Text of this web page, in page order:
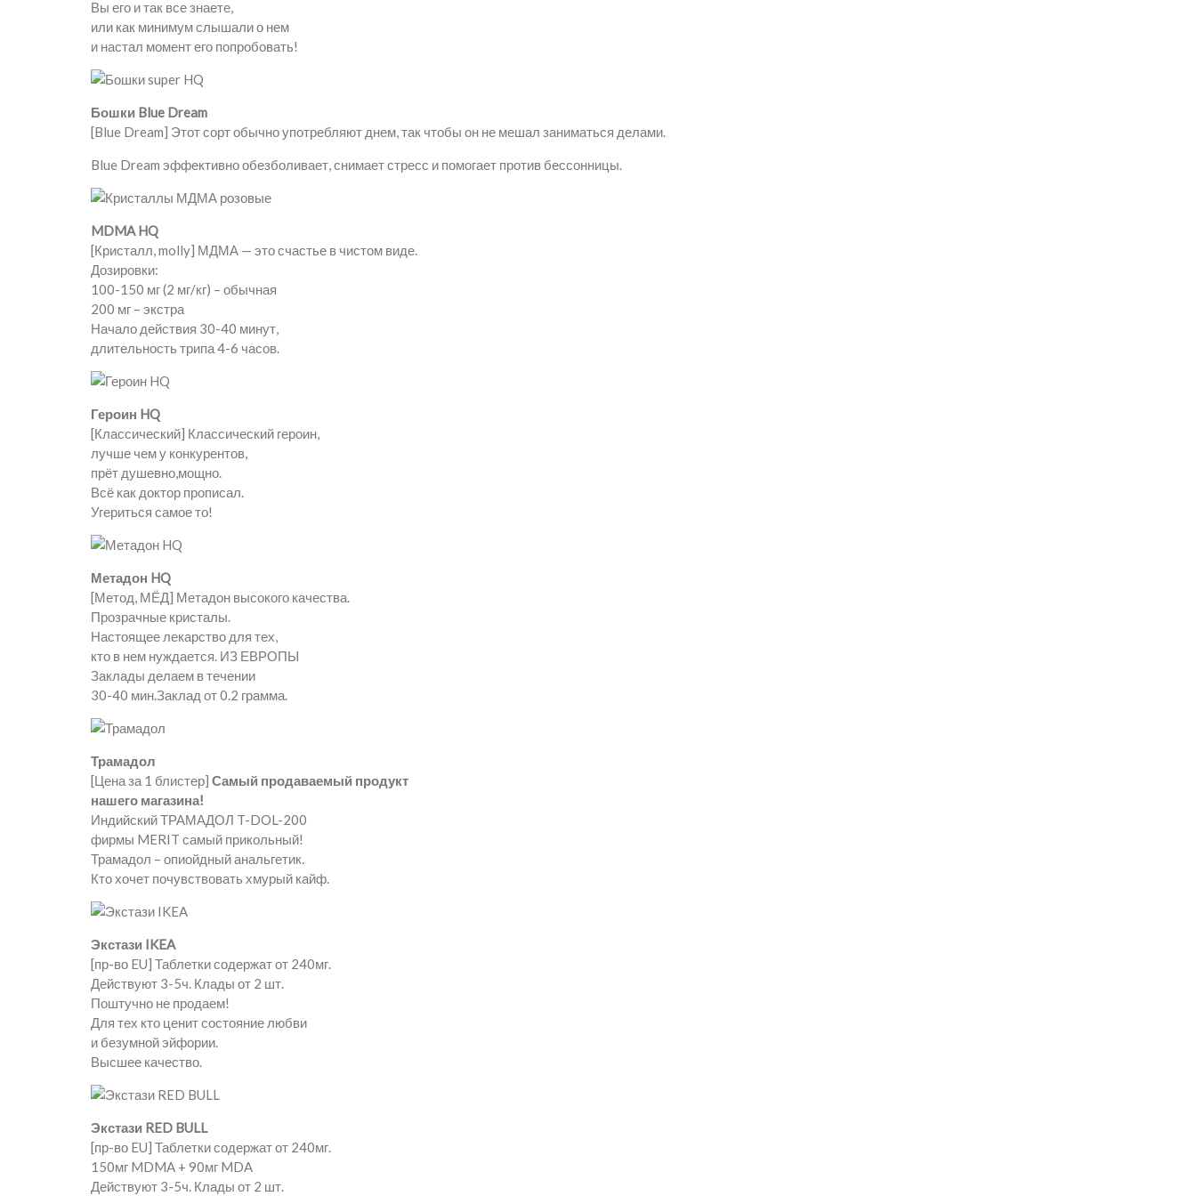
Вы его и так все знаете,
или как минимум слышали о нем
и настал момент его попробовать!
Бошки Blue Dream
[Blue Dream] Этот сорт обычно употребляют днем, так чтобы он не мешал заниматься делами.
Blue Dream эффективно обезболивает, снимает стресс и помогает против бессонницы.
MDMA HQ
[Кристалл, molly] МДМА — это счастье в чистом виде.
Дозировки:
100-150 мг (2 мг/кг) – обычная
200 мг – экстра
Начало действия 30-40 минут,
длительность трипа 4-6 часов.
Героин HQ
[Классический] Классический героин,
лучше чем у конкурентов,
прёт душевно,мощно.
Всё как доктор прописал.
Угериться самое то!
Метадон HQ
[Метод, МЁД] Метадон высокого качества.
Прозрачные кристалы.
Настоящее лекарство для тех,
кто в нем нуждается. ИЗ ЕВРОПЫ
Заклады делаем в течении
30-40 мин.Заклад от 0.2 грамма.
Трамадол
[Цена за 1 блистер] Самый продаваемый продукт
нашего магазина!
Индийский ТРАМАДОЛ T-DOL-200
фирмы MERIT самый прикольный!
Трамадол – опиойдный анальгетик.
Кто хочет почувствовать хмурый кайф.
Экстази IKEA
[пр-во EU] Таблетки содержат от 240мг.
Действуют 3-5ч. Клады от 2 шт.
Поштучно не продаем!
Для тех кто ценит состояние любви
и безумной эйфории.
Высшее качество.
Экстази RED BULL
[пр-во EU] Таблетки содержат от 240мг.
150мг MDMA + 90мг MDA
Действуют 3-5ч. Клады от 2 шт.